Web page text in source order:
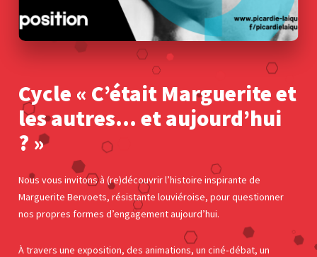
Cycle « C’était Marguerite et
les autres… et aujourd’hui
? »
Nous vous invitons à (re)découvrir l’histoire inspirante de
Marguerite Bervoets, résistante louviéroise, pour questionner
nos propres formes d’engagement aujourd’hui.
À travers une exposition, des animations, un ciné‑débat, un